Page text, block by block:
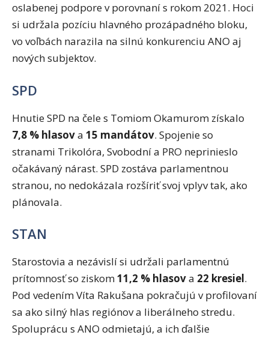
oslabenej podpore v porovnaní s rokom 2021. Hoci
si udržala pozíciu hlavného prozápadného bloku,
vo voľbách narazila na silnú konkurenciu ANO aj
nových subjektov.
SPD
Hnutie SPD na čele s Tomiom Okamurom získalo
7,8 % hlasova 15 mandátov. Spojenie so
stranami Trikolóra, Svobodní a PRO neprinieslo
očakávaný nárast. SPD zostáva parlamentnou
stranou, no nedokázala rozšíriť svoj vplyv tak, ako
plánovala.
STAN
Starostovia a nezávislí si udržali parlamentnú
prítomnosť so ziskom11,2 % hlasova 22 kresiel.
Pod vedením Víta Rakušana pokračujú v profilovaní
sa ako silný hlas regiónov a liberálneho stredu.
Spoluprácu s ANO odmietajú, a ich ďalšie